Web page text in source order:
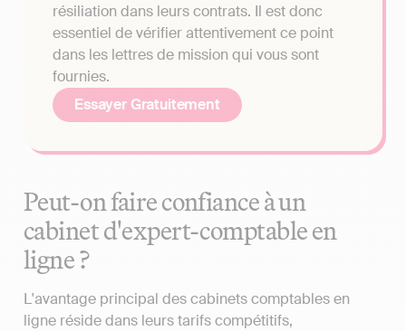
résiliation dans leurs contrats. Il est donc
essentiel de vérifier attentivement ce point
dans les lettres de mission qui vous sont
fournies.
Essayer Gratuitement
Peut-on faire confiance à un
cabinet d'expert-comptable en
ligne ?
L'avantage principal des cabinets comptables en
ligne réside dans leurs tarifs compétitifs,